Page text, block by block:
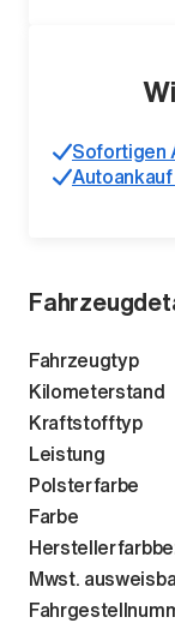
Fahrzeugtyp
Kilometerstand
Kraftstofftyp
Leistung
Polsterfarbe
Farbe
Mwst.
Sofortigen